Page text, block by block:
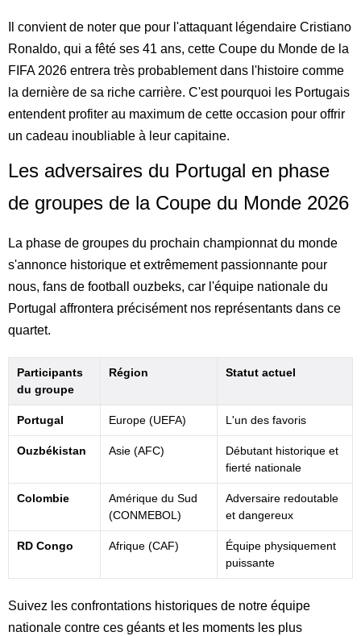
Il convient de noter que pour l'attaquant légendaire Cristiano
Ronaldo, qui a fêté ses 41 ans, cette Coupe du Monde de la
FIFA 2026 entrera très probablement dans l'histoire comme
la dernière de sa riche carrière. C'est pourquoi les Portugais
entendent profiter au maximum de cette occasion pour offrir
un cadeau inoubliable à leur capitaine.
Les adversaires du Portugal en phase
de groupes de la Coupe du Monde 2026
La phase de groupes du prochain championnat du monde
s'annonce historique et extrêmement passionnante pour
nous, fans de football ouzbeks, car l'équipe nationale du
Portugal affrontera précisément nos représentants dans ce
quartet.
Participants
du groupe
Région Statut actuel
Portugal Europe (UEFA) L'un des favoris
Ouzbékistan Asie (AFC)
Débutant historique et
fierté nationale
Colombie
Amérique du Sud
(CONMEBOL)
Adversaire redoutable
et dangereux
RD Congo Afrique (CAF)
Équipe physiquement
puissante
Suivez les confrontations historiques de notre équipe
nationale contre ces géants et les moments les plus